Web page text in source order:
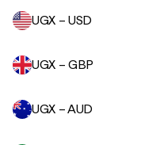
UGX – USD
UGX – GBP
UGX – AUD